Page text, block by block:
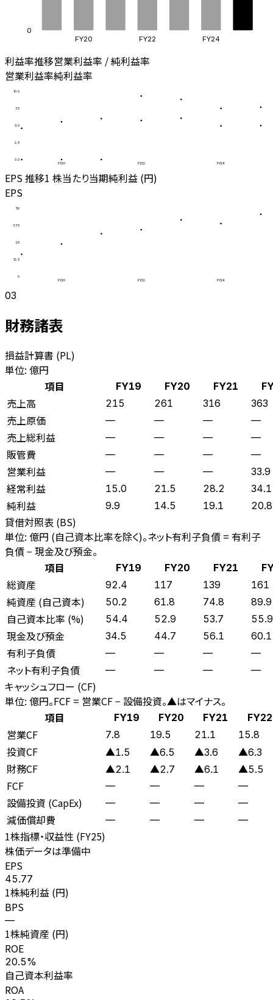
0
FY20 FY22 FY24
利益率推移営業利益率 / 純利益率
営業利益率純利益率
0.0
2.5
5.0
7.5
10.0
FY20 FY22 FY24
EPS 推移1 株当たり当期純利益 (円)
EPS
0
12.5
25
37.5
50
FY20 FY22 FY24
03
財務諸表
損益計算書 (PL)
単位: 億円
項目
FY19 FY20 FY21
売上高 215 261 316 363
売上原価 — — — —
売上総利益 — — — —
販管費 — — — —
営業利益 — — — 33.9
経常利益 15.0 21.5 28.2 34.1
純利益 9.9 14.5 19.1 20.8
貸借対照表 (BS)
単位: 億円 (自己資本比率を除く)。ネット有利子負債 = 有利子
負債 − 現金及び預金。
項目
FY19 FY20 FY21
総資産 92.4 117 139 161
純資産 (自己資本) 50.2 61.8 74.8 89.9
自己資本比率 (%) 54.4 52.9 53.7 55.9
現金及び預金 34.5 44.7 56.1 60.1
有利子負債 — — — —
ネット有利子負債 — — — —
キャッシュフロー (CF)
単位: 億円。FCF = 営業CF − 設備投資。▲はマイナス。
項目
FY19 FY20 FY21 FY22
営業CF 7.8 19.5 21.1 15.8
投資CF ▲1.5 ▲6.5 ▲3.6 ▲6.3
財務CF ▲2.1 ▲2.7 ▲6.1 ▲5.5
FCF — — — —
設備投資 (CapEx) — — — —
減価償却費 — — — —
1株指標・収益性 (FY25)
株価データは準備中
EPS
45.77
1株純利益 (円)
BPS
—
1株純資産 (円)
ROE
20.5%
自己資本利益率
ROA